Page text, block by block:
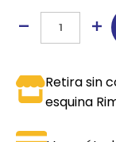
Retira sin
esquina